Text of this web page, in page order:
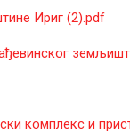
Ириг (2).pdf
комплекс и